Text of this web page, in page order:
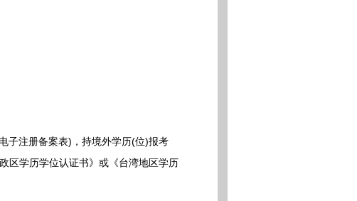
注册备案表)，持境外学历(位)报考
区学历学位认证书》或《台湾地区学历